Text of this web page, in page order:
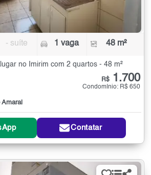
- suíte 1 vaga 48 m²
no Imirim com 2 quartos - 48 m²
Amaral
R$ 1.700
Condomínio: R$ 650
Contatar